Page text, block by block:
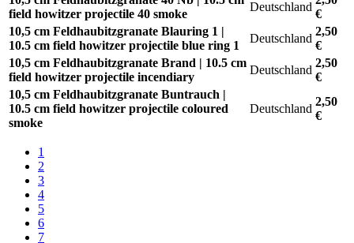
field howitzer projectile 40 smoke
Deutschland
€
10,5 cm Feldhaubitzgranate Blauring 1 |
10.5 cm field howitzer projectile blue ring 1
Deutschland
2,50
€
10,5 cm Feldhaubitzgranate Brand | 10.5 cm
field howitzer projectile incendiary
Deutschland
2,50
€
10,5 cm Feldhaubitzgranate Buntrauch |
10.5 cm field howitzer projectile coloured
smoke
Deutschland
2,50
€
1
2
3
4
5
6
7